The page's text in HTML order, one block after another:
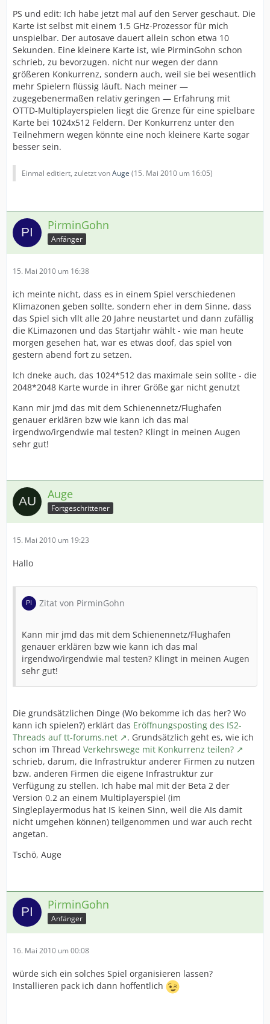
PS und edit: Ich habe jetzt mal auf den Server geschaut. Die
Karte ist selbst mit einem 1.5 GHz-Prozessor für mich
unspielbar. Der autosave dauert allein schon etwa 10
Sekunden. Eine kleinere Karte ist, wie PirminGohn schon
schrieb, zu bevorzugen. nicht nur wegen der dann
größeren Konkurrenz, sondern auch, weil sie bei wesentlich
mehr Spielern flüssig läuft. Nach meiner —
zugegebenermaßen relativ geringen — Erfahrung mit
OTTD-Multiplayerspielen liegt die Grenze für eine spielbare
Karte bei 1024x512 Feldern. Der Konkurrenz unter den
Teilnehmern wegen könnte eine noch kleinere Karte sogar
besser sein.
Einmal editiert, zuletzt vonAuge (15. Mai 2010 um 16:05)
PirminGohn
Anfänger
15. Mai 2010 um 16:38
ich meinte nicht, dass es in einem Spiel verschiedenen
Klimazonen geben sollte, sondern eher in dem Sinne, dass
das Spiel sich vllt alle 20 Jahre neustartet und dann zufällig
die KLimazonen und das Startjahr wählt - wie man heute
morgen gesehen hat, war es etwas doof, das spiel von
gestern abend fort zu setzen.
Ich dneke auch, das 1024*512 das maximale sein sollte - die
2048*2048 Karte wurde in ihrer Größe gar nicht genutzt
Kann mir jmd das mit dem Schienennetz/Flughafen
genauer erklären bzw wie kann ich das mal
irgendwo/irgendwie mal testen? Klingt in meinen Augen
sehr gut!
Auge
Fortgeschrittener
15. Mai 2010 um 19:23
Hallo
Zitat von PirminGohn
Kann mir jmd das mit dem Schienennetz/Flughafen
genauer erklären bzw wie kann ich das mal
irgendwo/irgendwie mal testen? Klingt in meinen Augen
sehr gut!
Die grundsätzlichen Dinge (Wo bekomme ich das her? Wo
kann ich spielen?) erklärt das Eröffnungsposting des IS2-
Threads auf tt-forums.net
. Grundsätzlich geht es, wie ich
schon im Thread Verkehrswege mit Konkurrenz teilen?
schrieb, darum, die Infrastruktur anderer Firmen zu nutzen
bzw. anderen Firmen die eigene Infrastruktur zur
Verfügung zu stellen. Ich habe mal mit der Beta 2 der
Version 0.2 an einem Multiplayerspiel (im
Singleplayermodus hat IS keinen Sinn, weil die AIs damit
nicht umgehen können) teilgenommen und war auch recht
angetan.
Tschö, Auge
PirminGohn
Anfänger
16. Mai 2010 um 00:08
würde sich ein solches Spiel organisieren lassen?
Installieren pack ich dann hoffentlich